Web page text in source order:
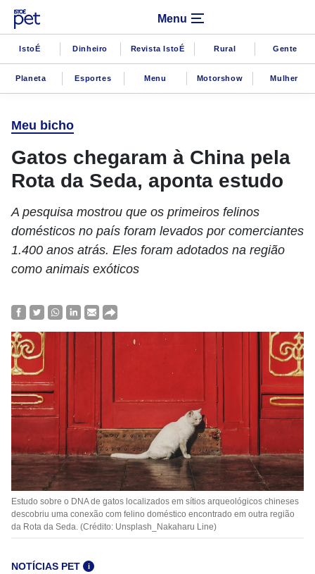
Menu
IstoÉ Dinheiro Revista IstoÉ Rural Gente
Planeta Esportes Menu Motorshow Mulher
Meu bicho
Gatos chegaram à China pela
Rota da Seda, aponta estudo
A pesquisa mostrou que os primeiros felinos
domésticos no país foram levados por comerciantes
1.400 anos atrás. Eles foram adotados na região
como animais exóticos
Estudo sobre o DNA de gatos localizados em sítios arqueológicos chineses
descobriu uma conexão com felino doméstico encontrado em outra região
da Rota da Seda. (Crédito: Unsplash_Nakaharu Line)
NOTÍCIAS PET i